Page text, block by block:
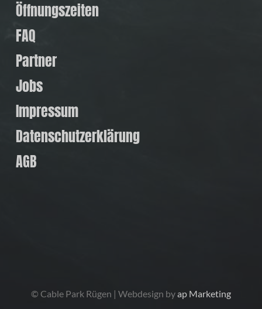
Öffnungszeiten
FAQ
Partner
Jobs
Impressum
Datenschutzerklärung
AGB
© Cable Park Rügen | Webdesign byap Marketing